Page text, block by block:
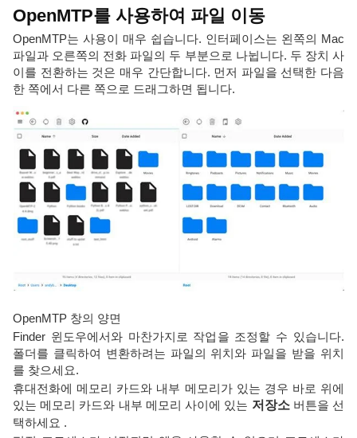
OpenMTP를 사용하여 파일 이동
OpenMTP는 사용이 매우 쉽습니다. 인터페이스는 왼쪽의 Mac
파일과 오른쪽의 전화 파일의 두 부분으로 나뉩니다. 두 장치 사
이를 전환하는 것은 매우 간단합니다. 먼저 파일을 선택한 다음
한 쪽에서 다른 쪽으로 드래그하면 됩니다.
OpenMTP 창의 양면
Finder 윈도우에서와 마찬가지로 작업을 조정할 수 있습니다.
폴더를 클릭하여 변환하려는 파일의 위치와 파일을 받을 위치
를 찾으세요.
휴대전화에 메모리 카드와 내부 메모리가 있는 경우 바로 위에
있는 메모리 카드와 내부 메모리 사이에 있는 저장소버튼을 선
택하세요 .